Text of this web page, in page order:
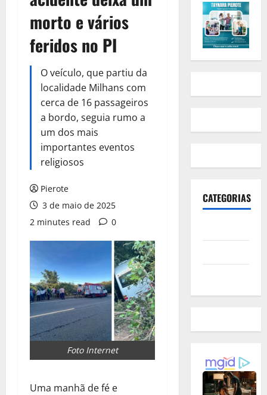
morto e vários
feridos no PI
O veículo, que partiu da
localidade Milhans com
cerca de 16 passageiros
a bordo, seguia rumo a
um dos mais
importantes eventos
religiosos
Pierote
3 de maio de 2025
2 minutes read
0
Foto Internet
Uma manhã de fé e
CATEGORIAS